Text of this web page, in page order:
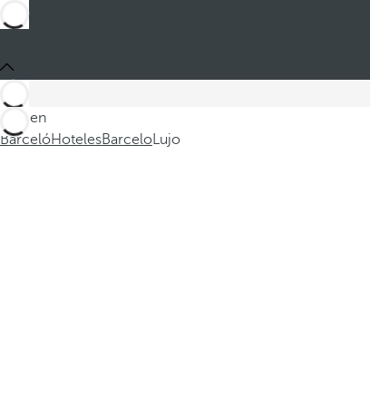
Está en
BarcelóHotelesBarceloLujo